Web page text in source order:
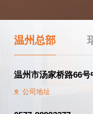
温州总部
温州市汤家桥路66
公司地址